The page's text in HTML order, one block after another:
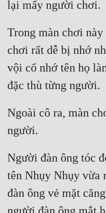
Trong màn chơi
chơi rất dễ bị nhớ
vội cố nhớ tên họ
Ngoài cô ra, màn
Người đàn ông tóc
tên Nhụy Nhụy vừa
đàn ông vẻ mặt